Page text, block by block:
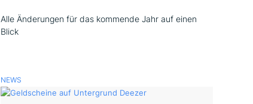
Alle Änderungen für das kommende Jahr auf einen
Blick
NEWS